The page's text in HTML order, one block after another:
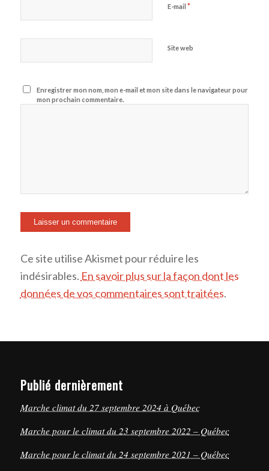
E-mail *
Site web
Enregistrer mon nom, mon e-mail et mon site dans le navigateur pour
mon prochain commentaire.
Ce site utilise Akismet pour réduire les
indésirables. En savoir plus sur la façon dont les
données de vos commentaires sont traitées.
Publié dernièrement
Marche climat du 27 septembre 2024 à Québec
Marche pour le climat du 23 septembre 2022 – Québec
Marche pour le climat du 24 septembre 2021 – Québec